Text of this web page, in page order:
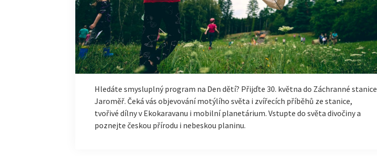
Hledáte smysluplný program na Den dětí? Přijďte 30. května do Záchranné stanice
Jaroměř. Čeká vás objevování motýlího světa i zvířecích příběhů ze stanice,
tvořivé dílny v Ekokaravanu i mobilní planetárium. Vstupte do světa divočiny a
poznejte českou přírodu i nebeskou planinu.